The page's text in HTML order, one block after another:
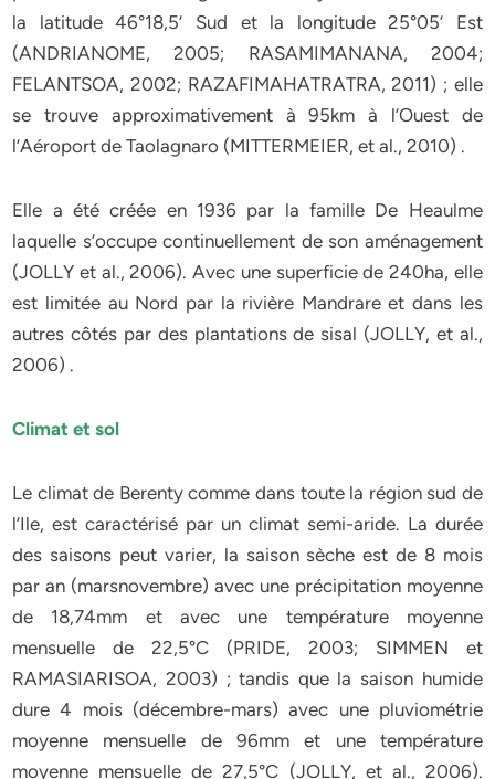
la latitude 46°18,5’ Sud et la longitude 25°05’ Est
(ANDRIANOME, 2005; RASAMIMANANA, 2004;
FELANTSOA, 2002; RAZAFIMAHATRATRA, 2011) ; elle
se trouve approximativement à 95km à l’Ouest de
l’Aéroport de Taolagnaro (MITTERMEIER, et al., 2010) .
Elle a été créée en 1936 par la famille De Heaulme
laquelle s’occupe continuellement de son aménagement
(JOLLY et al., 2006). Avec une superficie de 240ha, elle
est limitée au Nord par la rivière Mandrare et dans les
autres côtés par des plantations de sisal (JOLLY, et al.,
2006) .
Climat et sol
Le climat de Berenty comme dans toute la région sud de
l’Ile, est caractérisé par un climat semi-aride. La durée
des saisons peut varier, la saison sèche est de 8 mois
par an (marsnovembre) avec une précipitation moyenne
de 18,74mm et avec une température moyenne
mensuelle de 22,5°C (PRIDE, 2003; SIMMEN et
RAMASIARISOA, 2003) ; tandis que la saison humide
dure 4 mois (décembre-mars) avec une pluviométrie
moyenne mensuelle de 96mm et une température
moyenne mensuelle de 27,5°C (JOLLY, et al., 2006).